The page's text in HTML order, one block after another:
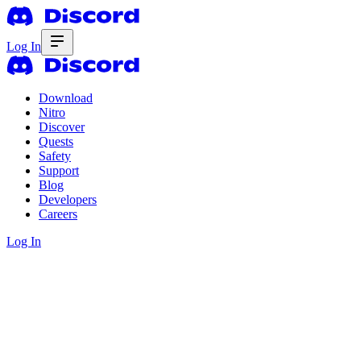
Log In
Download
Nitro
Discover
Quests
Safety
Support
Blog
Developers
Careers
Log In